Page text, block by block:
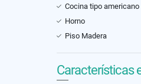
Cocina tipo americano
Horno
Piso Madera
Características